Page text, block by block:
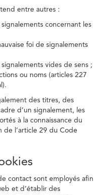
entre autres :
concernant les
foi de signalements
vides de sens ;
ou noms (articles 227
des titres, des
d’un signalement, les
à la connaissance du
de l’article 29 du Code
contact sont employés afin
et d’établir des